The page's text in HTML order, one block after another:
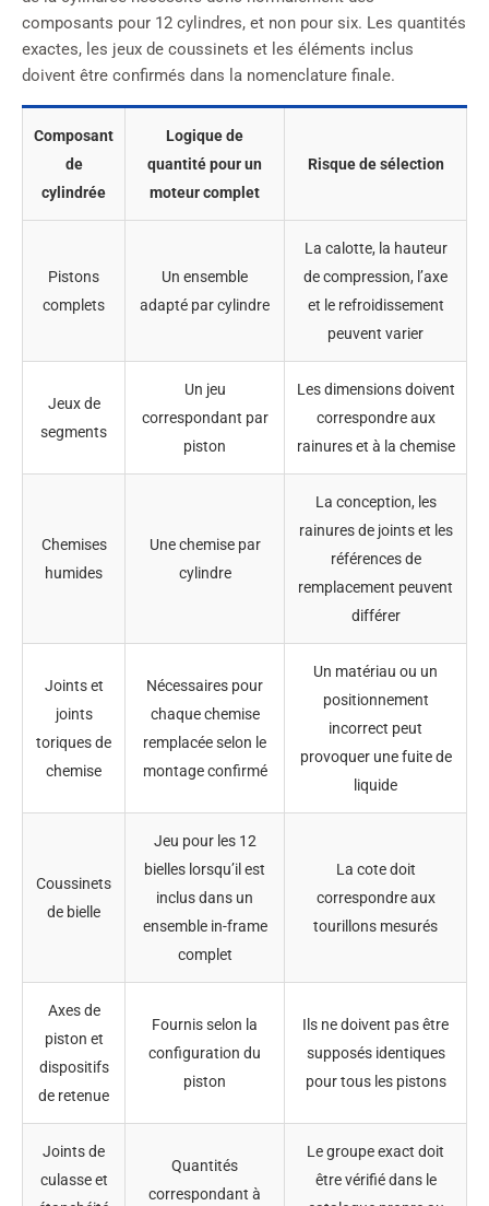
composants pour 12 cylindres, et non pour six. Les quantités
exactes, les jeux de coussinets et les éléments inclus
doivent être confirmés dans la nomenclature finale.
Composant
de
cylindrée
Logique de
quantité pour un
moteur complet
Risque de sélection
Pistons
complets
Un ensemble
adapté par cylindre
La calotte, la hauteur
de compression, l’axe
et le refroidissement
peuvent varier
Jeux de
segments
Un jeu
correspondant par
piston
Les dimensions doivent
correspondre aux
rainures et à la chemise
Chemises
humides
Une chemise par
cylindre
La conception, les
rainures de joints et les
références de
remplacement peuvent
différer
Joints et
joints
toriques de
chemise
Nécessaires pour
chaque chemise
remplacée selon le
montage confirmé
Un matériau ou un
positionnement
incorrect peut
provoquer une fuite de
liquide
Coussinets
de bielle
Jeu pour les 12
bielles lorsqu’il est
inclus dans un
ensemble in-frame
complet
La cote doit
correspondre aux
tourillons mesurés
Axes de
piston et
dispositifs
de retenue
Fournis selon la
configuration du
piston
Ils ne doivent pas être
supposés identiques
pour tous les pistons
Joints de
culasse et
Quantités
correspondant à
Le groupe exact doit
être vérifié dans le